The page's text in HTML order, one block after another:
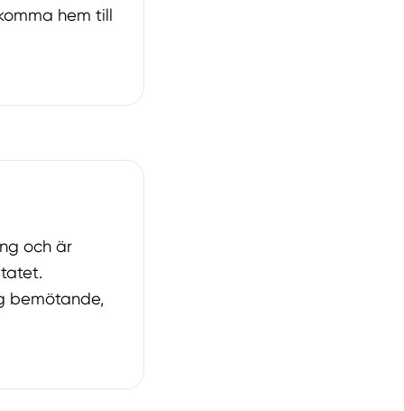
hem till
och är
bemötande,